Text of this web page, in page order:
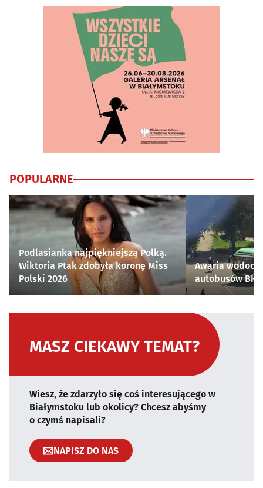
POPULARNE
Podlasianka najpiękniejszą Polką.
Wiktoria Ptak zdobyła koronę Miss
Polski 2026
Awaria
autobusów
MASZ CIEKAWY TEMAT?
Wiesz, że zdarzyło się coś interesującego w
Białymstoku lub okolicy? Chcesz abyśmy
o czymś napisali?
NAPISZ DO NAS